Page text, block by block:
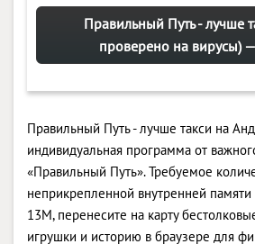
Правильный Путь - лучше
проверено на вирусы) —
Правильный Путь - лучше такси на
индивидуальная программа от
«Правильный Путь». Требуемое
неприкрепленной внутренней
13M, перенесите на карту
игрушки и историю в браузере для